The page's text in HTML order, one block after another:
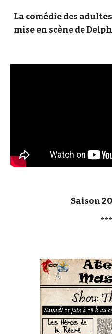
La comédie des
mise en scène de
Saison